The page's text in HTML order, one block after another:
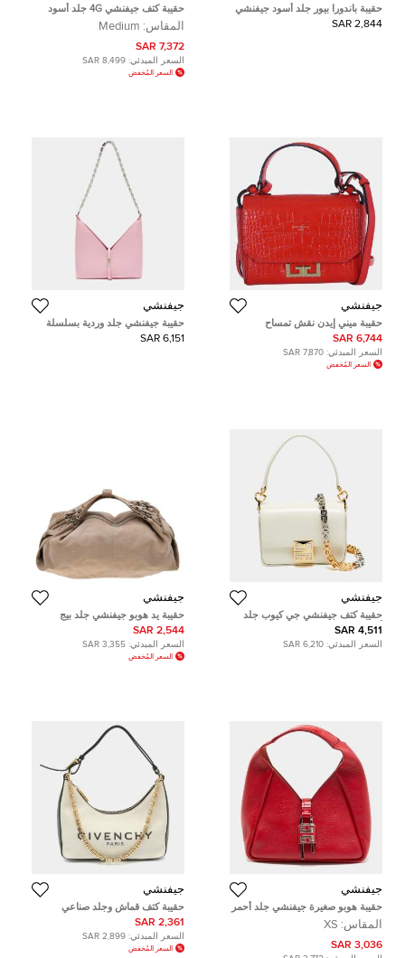
حقيبة باندورا بيور جلد أسود جيفنشي
مقاس متوسط
2,844 SAR
حقيبة كتف جيفنشي 4G جلد أسود
متوسطة
المقاس: Medium
7,372 SAR
السعر المبدئي: 8,499 SAR
السعر المُخفض
جيفنشي
حقيبة ميني إيدن نقش تمساح
جيفنشي
6,744 SAR
السعر المبدئي: 7,870 SAR
السعر المُخفض
جيفنشي
حقيبة جيفنشي جلد وردية بسلسلة
وقصات
6,151 SAR
جيفنشي
حقيبة كتف جيفنشي جي كيوب جلد
أبيض عاجي
4,511 SAR
السعر المبدئي: 6,210 SAR
جيفنشي
حقيبة يد هوبو جيفنشي جلد بيج
بسحاب
2,544 SAR
السعر المبدئي: 3,355 SAR
السعر المُخفض
جيفنشي
حقيبة هوبو صغيرة جيفنشي جلد أحمر
مع تقليم منقوش جلد التمساح
المقاس: XS
3,036 SAR
جيفنشي
حقيبة كتف قماش وجلد صناعي
جيفنشي بيضاء/سوداء قص قص القمر
2,361 SAR
السعر المبدئي: 2,899 SAR
السعر المُخفض